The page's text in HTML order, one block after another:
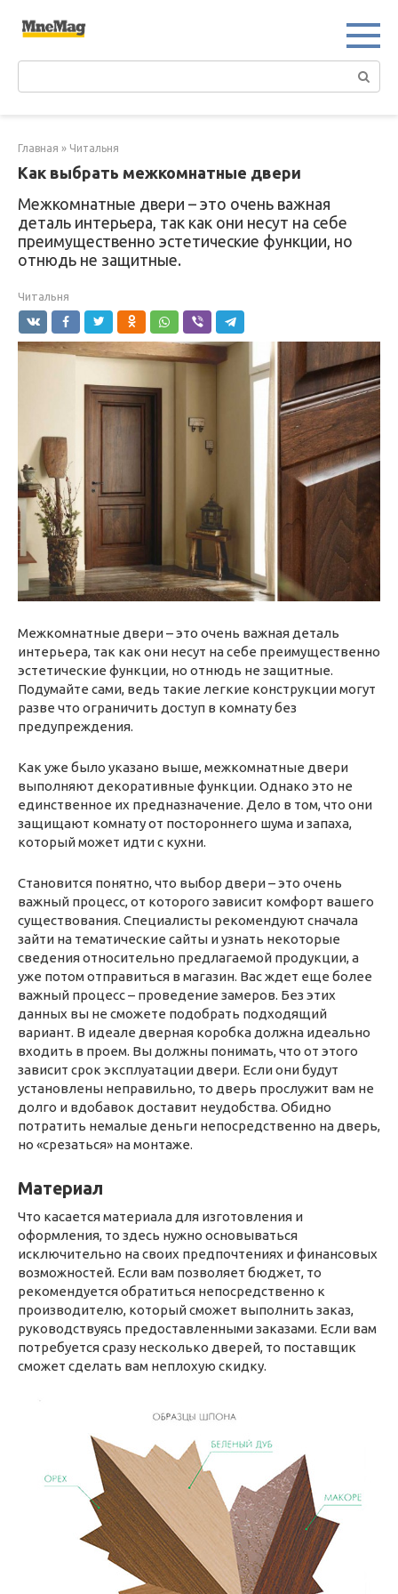
Главная » Читальня
Как выбрать межкомнатные двери
Межкомнатные двери – это очень важная
деталь интерьера, так как они несут на себе
преимущественно эстетические функции, но
отнюдь не защитные.
Читальня
Межкомнатные двери – это очень важная деталь
интерьера, так как они несут на себе преимущественно
эстетические функции, но отнюдь не защитные.
Подумайте сами, ведь такие легкие конструкции могут
разве что ограничить доступ в комнату без
предупреждения.
Как уже было указано выше, межкомнатные двери
выполняют декоративные функции. Однако это не
единственное их предназначение. Дело в том, что они
защищают комнату от постороннего шума и запаха,
который может идти с кухни.
Становится понятно, что выбор двери – это очень
важный процесс, от которого зависит комфорт вашего
существования. Специалисты рекомендуют сначала
зайти на тематические сайты и узнать некоторые
сведения относительно предлагаемой продукции, а
уже потом отправиться в магазин. Вас ждет еще более
важный процесс – проведение замеров. Без этих
данных вы не сможете подобрать подходящий
вариант. В идеале дверная коробка должна идеально
входить в проем. Вы должны понимать, что от этого
зависит срок эксплуатации двери. Если они будут
установлены неправильно, то дверь прослужит вам не
долго и вдобавок доставит неудобства. Обидно
потратить немалые деньги непосредственно на дверь,
но «срезаться» на монтаже.
Материал
Что касается материала для изготовления и
оформления, то здесь нужно основываться
исключительно на своих предпочтениях и финансовых
возможностей. Если вам позволяет бюджет, то
рекомендуется обратиться непосредственно к
производителю, который сможет выполнить заказ,
руководствуясь предоставленными заказами. Если вам
потребуется сразу несколько дверей, то поставщик
сможет сделать вам неплохую скидку.